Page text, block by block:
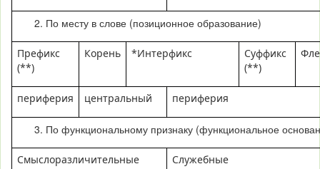
По месту в слове (позиционное образование)
Префикс
(**)
Корень *Интерфикс
Суффикс
(**)
периферия центральный периферия
По функциональному признаку (функциональное
Смыслоразличительные Служебные